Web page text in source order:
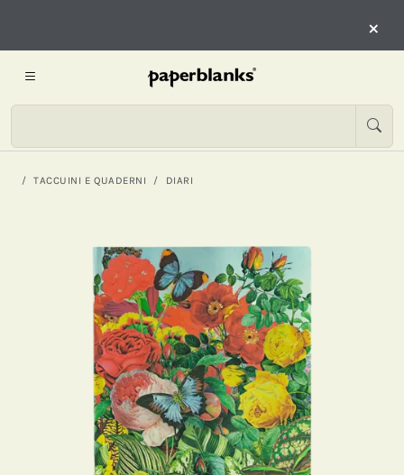
×
TACCUINI E QUADERNI DIARI